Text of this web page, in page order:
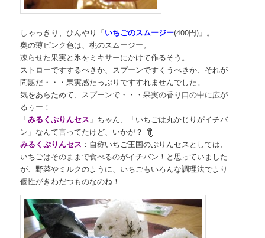
しゃっきり、ひんやり「いちごのスムージー(400円)」。
奥の薄ピンク色は、桃のスムージー。
凍らせた果実と氷をミキサーにかけて作るそう。
ストローですするべきか、スプーンですくうべきか、それが
問題だ・・・果実感たっぷりですすれませんでした。
気をあらためて、スプーンで・・・果実の香り口の中に広が
るぅー！
「みるくぷりんセス 」ちゃん、「いちごは丸かじりがイチバ
ン」なんて言ってたけど、いかが？
みるくぷりんセス ：自称いちご王国のぷりんセスとしては、
いちごはそのままで食べるのがイチバン！と思っていました
が、野菜やミルクのように、いちごもいろんな調理法でより
個性がきわだつものなのね！